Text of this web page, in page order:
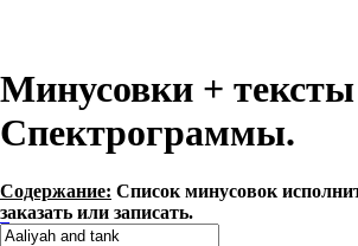
Минусовки +
Спектрограммы.
Содержание: Список минусовок
заказать или записать.